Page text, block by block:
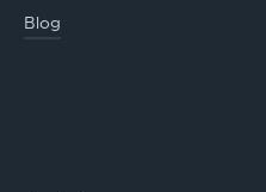
Blog